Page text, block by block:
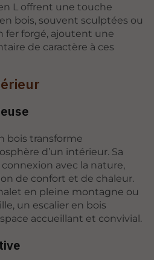
L offrent une touche
bois, souvent sculptées ou
fer forgé, ajoutent une
de caractère à ces
bois transforme
d’un intérieur. Sa
avec la nature,
de confort et de chaleur.
en pleine montagne ou
un escalier en bois
accueillant et convivial.